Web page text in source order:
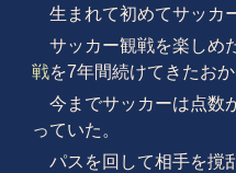
生まれて初めてサッカ
サッカー観戦を楽しめ
戦を7年間続けてきたおか
今までサッカーは点数
っていた。
パスを回して相手を撹